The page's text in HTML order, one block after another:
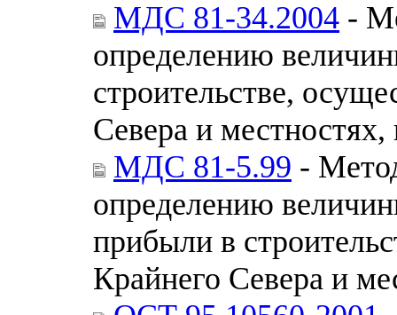
МДС 81-34.2004 -
определению
строительстве,
Севера и
МДС 81-5.99 -
определению
прибыли в
Крайнего Севера и